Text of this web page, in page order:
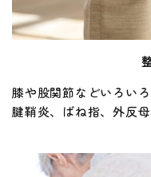
膝や股関節などいろい
腱鞘炎、ばね指、外反